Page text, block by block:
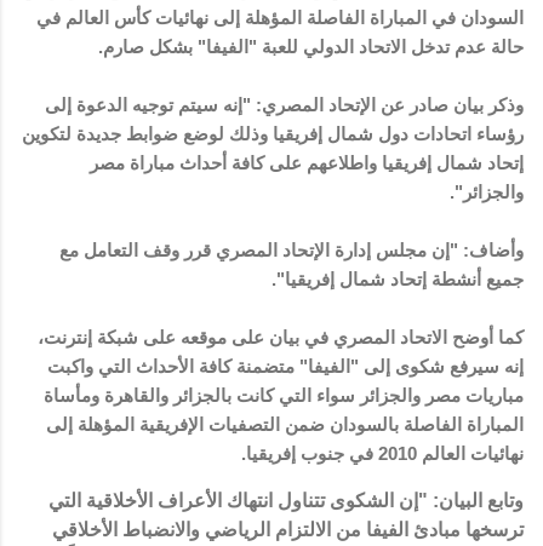
السودان في المباراة الفاصلة المؤهلة إلى نهائيات كأس العالم في
حالة عدم تدخل الاتحاد الدولي للعبة "الفيفا" بشكل صارم.
وذكر بيان صادر عن الإتحاد المصري: "إنه سيتم توجيه الدعوة إلى
رؤساء اتحادات دول شمال إفريقيا وذلك لوضع ضوابط جديدة لتكوين
إتحاد شمال إفريقيا واطلاعهم على كافة أحداث مباراة مصر
والجزائر".
وأضاف: "إن مجلس إدارة الإتحاد المصري قرر وقف التعامل مع
جميع أنشطة إتحاد شمال إفريقيا".
كما أوضح الاتحاد المصري في بيان على موقعه على شبكة إنترنت،
إنه سيرفع شكوى إلى "الفيفا" متضمنة كافة الأحداث التي واكبت
مباريات مصر والجزائر سواء التي كانت بالجزائر والقاهرة ومأساة
المباراة الفاصلة بالسودان ضمن التصفيات الإفريقية المؤهلة إلى
نهائيات العالم 2010 في جنوب إفريقيا.
وتابع البيان: "إن الشكوى تتناول انتهاك الأعراف الأخلاقية التي
ترسخها مبادئ الفيفا من الالتزام الرياضي والانضباط الأخلاقي